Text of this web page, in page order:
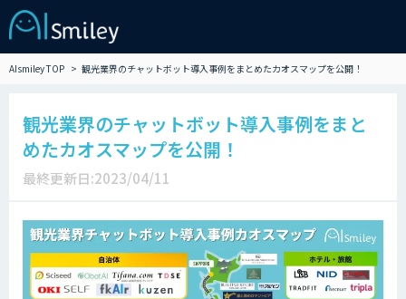
AIsmiley TOP 観光業界のチャットボット導入事例をまとめたカオスマップを公開！
観光業界のチャットボット導入事例をまと
めたカオスマップを公開！
最終更新日:2023/04/11